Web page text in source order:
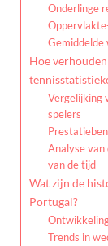
Onderlinge
Gemiddelde
Hoe
Vergelijking
spelers
Analyse van
van de tijd
Wat zijn de
Portugal?
Trends in